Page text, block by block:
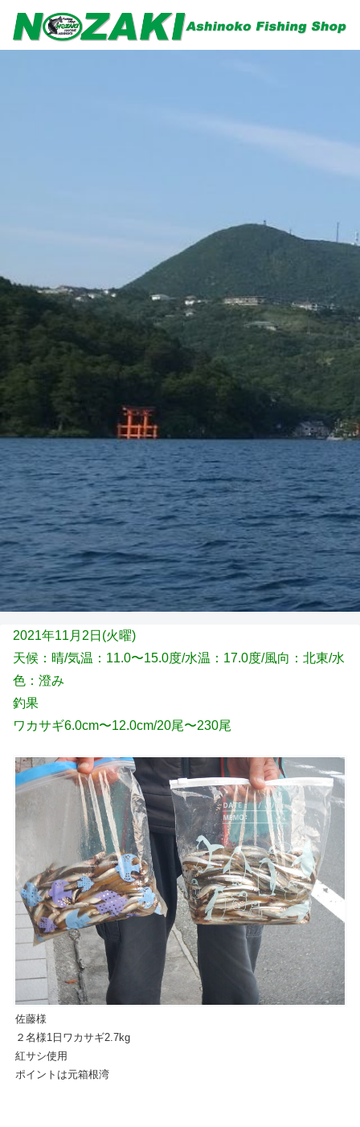
2021年11月2日(火曜)
天候：晴/気温：11.0〜15.0度/水温：17.0度/風向：北東/水
色：澄み
釣果
ワカサギ6.0cm〜12.0cm/20尾〜230尾
佐藤様
２名様1日ワカサギ2.7kg
紅サシ使用
ポイントは元箱根湾